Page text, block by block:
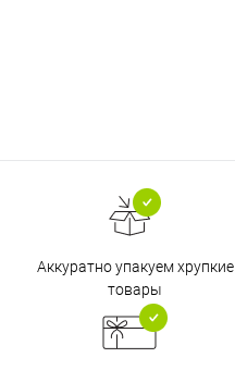
Аккуратно упакуем хрупкие
товары